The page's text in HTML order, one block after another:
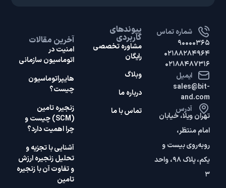
شماره تماس
۹۰۰۰۰۳۶۵
۰۲۱۸۸۲۸۴۹۶۴
۰۲۱۸۸۴۸۷۳۱۶
ایمیل
sales@bit-
and.com
آدرس
تهران ویلا، خیابان
امام منتظر،
روبه‌روی بیست و
یکم، پلاک ۹۸، واحد
۳
پیوندهای
کاربردی
مشاوره تخصصی
رایگان
وبلاگ
درباره ما
تماس با ما
آخرین مقالات
امنیت در
اتوماسیون سازمانی
هایپر‌اتوماسیون
چیست؟
زنجیره تامین
(SCM) چیست و
چرا اهمیت دارد؟
آشنایی با تجزیه و
تحلیل زنجیره ارزش
و تفاوت آن با زنجیره
تامین